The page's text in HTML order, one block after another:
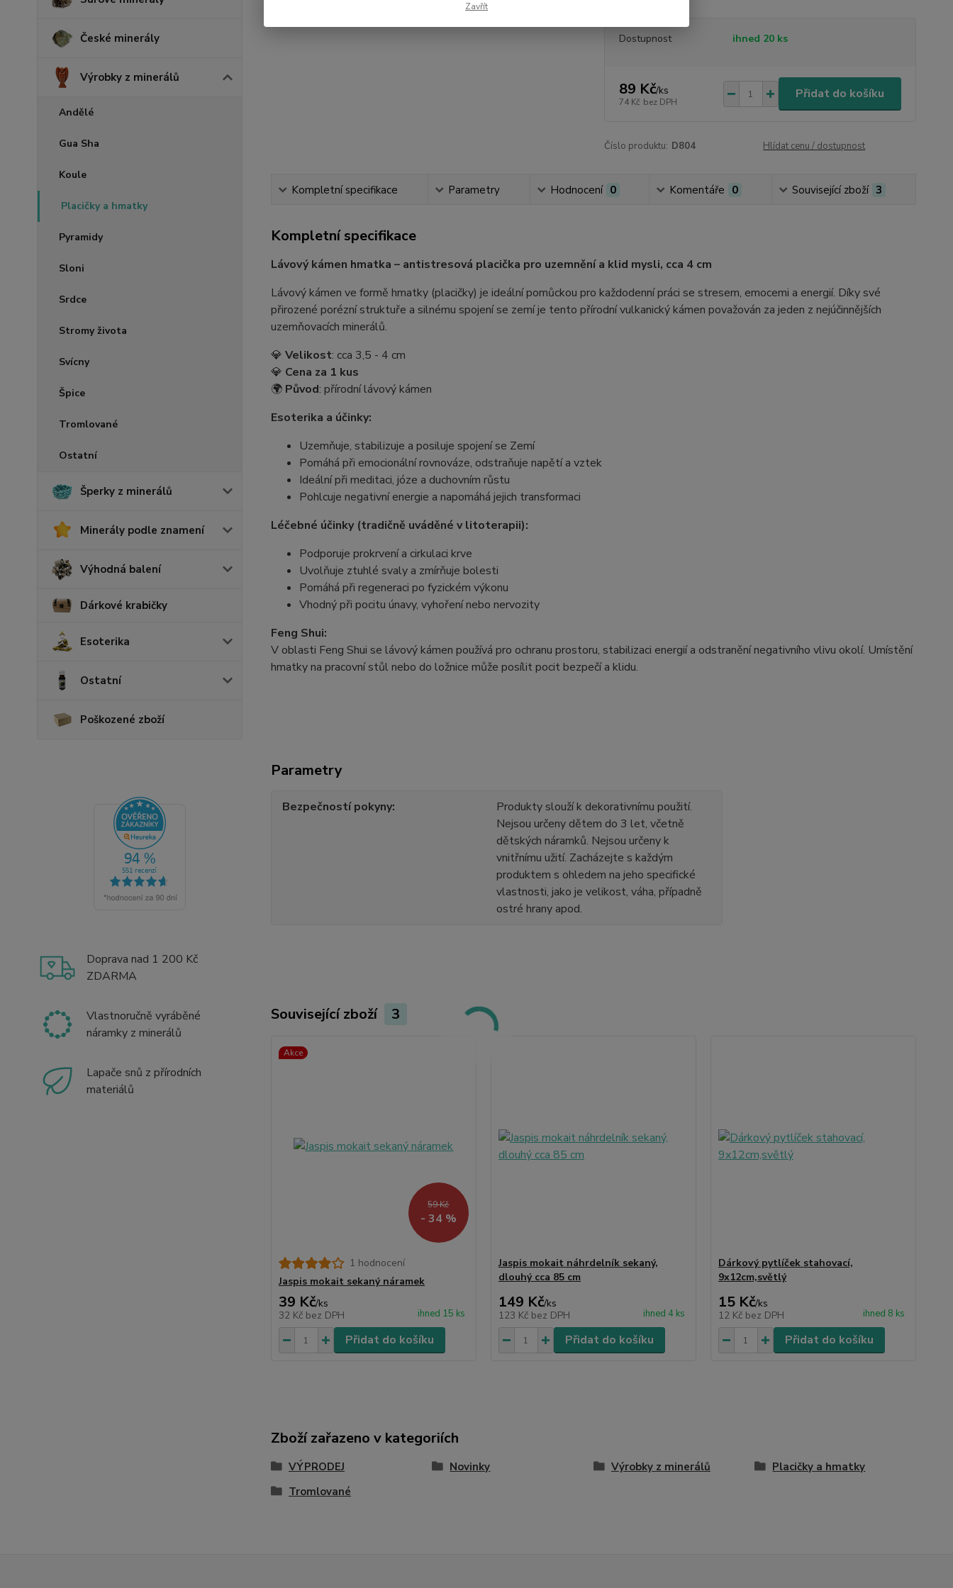
České minerály
Výrobky z minerálů
Andělé
Gua Sha
Koule
Placičky a hmatky
Pyramidy
Sloni
Srdce
Stromy života
Svícny
Špice
Tromlované
Ostatní
Šperky z minerálů
Minerály podle znamení
Výhodná balení
Dárkové krabičky
Esoterika
Ostatní
Poškozené zboží
Doprava nad 1 200 Kč
ZDARMA
Vlastnoručně vyráběné
náramky z minerálů
Lapače snů z přírodních
materiálů
Dostupnost ihned 20 ks
89 Kč/ks
74 Kč bez DPH
Přidat do košíku
Číslo produktu: D804 Hlídat cenu / dostupnost
Kompletní specifikace Parametry Hodnocení 0 Komentáře 0 Související zboží 3
Kompletní specifikace
Lávový kámen hmatka – antistresová placička pro uzemnění a klid mysli, cca 4 cm
Lávový kámen ve formě hmatky (placičky) je ideální pomůckou pro každodenní práci se stresem, emocemi a energií. Díky své
přirozené porézní struktuře a silnému spojení se zemí je tento přírodní vulkanický kámen považován za jeden z nejúčinnějších
uzemňovacích minerálů.
💎 Velikost: cca 3,5 - 4 cm
💎 Cena za 1 kus
🌍 Původ: přírodní lávový kámen
Esoterika a účinky:
Uzemňuje, stabilizuje a posiluje spojení se Zemí
Pomáhá při emocionální rovnováze, odstraňuje napětí a vztek
Ideální při meditaci, józe a duchovním růstu
Pohlcuje negativní energie a napomáhá jejich transformaci
Léčebné účinky (tradičně uváděné v litoterapii):
Podporuje prokrvení a cirkulaci krve
Uvolňuje ztuhlé svaly a zmírňuje bolesti
Pomáhá při regeneraci po fyzickém výkonu
Vhodný při pocitu únavy, vyhoření nebo nervozity
Feng Shui:
V oblasti Feng Shui se lávový kámen používá pro ochranu prostoru, stabilizaci energií a odstranění negativního vlivu okolí. Umístění
hmatky na pracovní stůl nebo do ložnice může posílit pocit bezpečí a klidu.
Parametry
Bezpečností pokyny
Produkty slouží k dekorativnímu použití.
Nejsou určeny dětem do 3 let, včetně
dětských náramků. Nejsou určeny k
vnitřnímu užití. Zacházejte s každým
produktem s ohledem na jeho specifické
vlastnosti, jako je velikost, váha, případně
ostré hrany apod.
Související zboží 3
Akce
59 Kč
- 34 %
1 hodnocení
Jaspis mokait sekaný náramek
39 Kč/ks
32 Kč bez DPH ihned 15 ks
Přidat do košíku
Jaspis mokait náhrdelník sekaný,
dlouhý cca 85 cm
149 Kč/ks
123 Kč bez DPH ihned 4 ks
Přidat do košíku
Dárkový pytlíček stahovací,
9x12cm,světlý
15 Kč/ks
12 Kč bez DPH ihned 8 ks
Přidat do košíku
Zboží zařazeno v kategoriích
VÝPRODEJ Novinky Výrobky z minerálů
Placičky a hmatky
Tromlované
Zavřít